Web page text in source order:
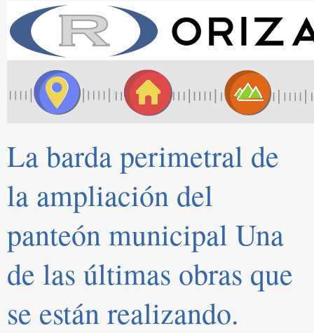
La barda perimetral de
la ampliación del
panteón municipal Una
de las últimas obras que
se están realizando.